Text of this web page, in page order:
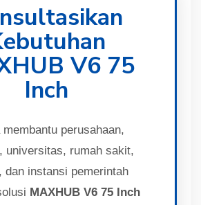
V6 75
Inch
membantu perusahaan,
universitas, rumah sakit,
dan instansi pemerintah
MAXHUB V6 75 Inch